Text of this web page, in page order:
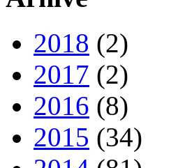
2018 (2)
2017 (2)
2016 (8)
2015 (34)